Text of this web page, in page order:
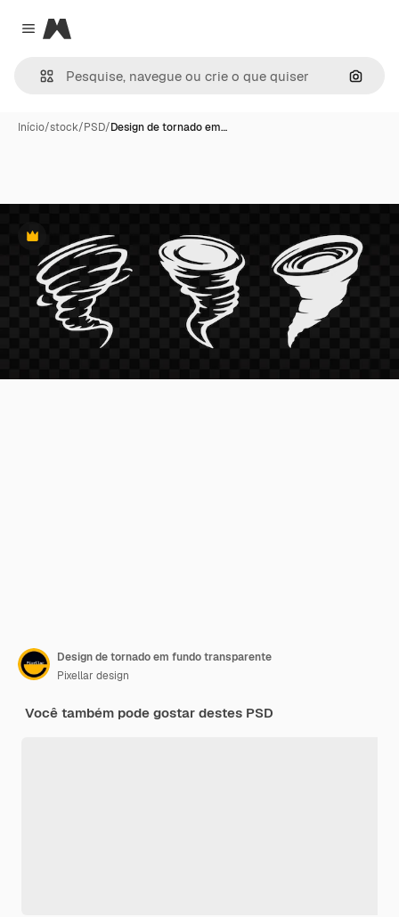
Close menu
Magnific
Início/stock/PSD/Design de tornado em…
Premium
Design de tornado em fundo transparente
Pixellar design
Você também pode gostar destes PSD